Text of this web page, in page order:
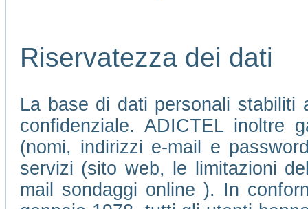
Riservatezza dei dati
La base di dati personali stabiliti
confidenziale. ADICTEL inoltre
(nomi, indirizzi e-mail e
servizi (sito web, le limitazioni
mail sondaggi online ). In